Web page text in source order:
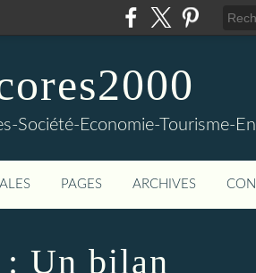
Société-Economie-Tourisme-
PAGES ARCHIVES
: Un bilan